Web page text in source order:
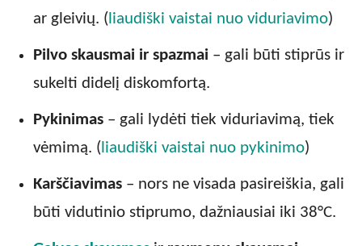
ar gleivių. ( liaudiški vaistai nuo viduriavimo)
Pilvo skausmai ir spazmai – gali būti stiprūs ir
sukelti didelį diskomfortą.
Pykinimas – gali lydėti tiek viduriavimą, tiek
vėmimą. ( liaudiški vaistai nuo pykinimo)
Karščiavimas – nors ne visada pasireiškia, gali
būti vidutinio stiprumo, dažniausiai iki 38°C.